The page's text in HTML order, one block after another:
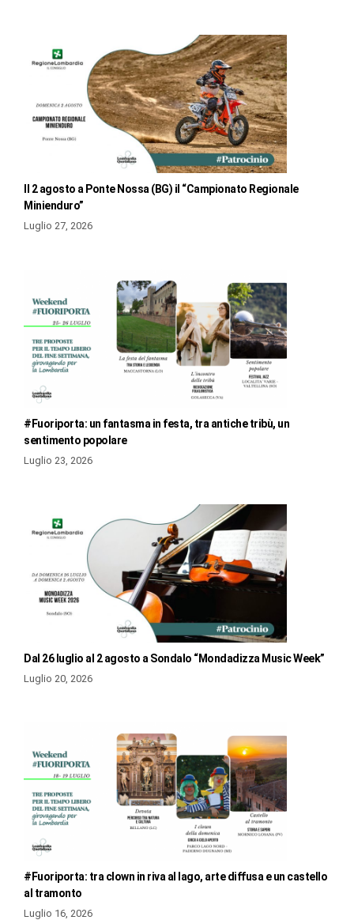
Il 2 agosto a Ponte Nossa (BG) il “Campionato Regionale
Minienduro”
Luglio 27, 2026
#Fuoriporta: un fantasma in festa, tra antiche tribù, un
sentimento popolare
Luglio 23, 2026
Dal 26 luglio al 2 agosto a Sondalo “Mondadizza Music Week”
Luglio 20, 2026
#Fuoriporta: tra clown in riva al lago, arte diffusa e un castello
al tramonto
Luglio 16, 2026